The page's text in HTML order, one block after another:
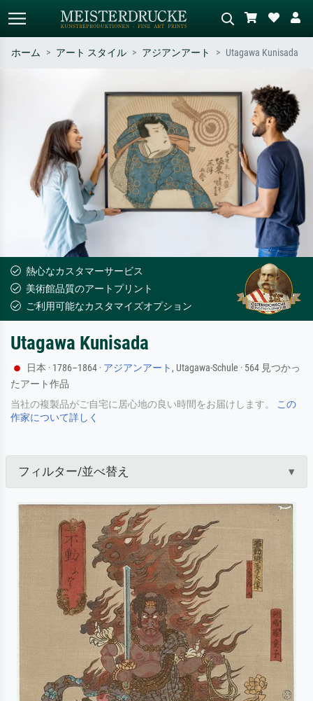
作家名・作品名・スタイルで検索
– 例：モネ、星月夜、印象派、北
斎の波、ヌード。
シーンを説明してください – 例：
緑の草原、赤の多い抽象画、暗い
油絵、木のそばの立ち姿のヌー
ド。
ホーム アート スタイル アジアンアート Utagawa Kunisada
熱心なカスタマーサービス
美術館品質のアートプリント
ご利用可能なカスタマイズオプション
Utagawa Kunisada
日本 · 1786–1864 · アジアンアート , Utagawa-Schule · 564 見つかっ
たアート作品
当社の複製品がご自宅に居心地の良い時間をお届けします。
この
作家について詳しく
フィルター/並べ替え